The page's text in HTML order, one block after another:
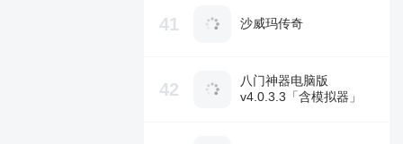
41 沙威玛传奇
42
八门神器电脑版
v4.0.3.3「含模拟器」